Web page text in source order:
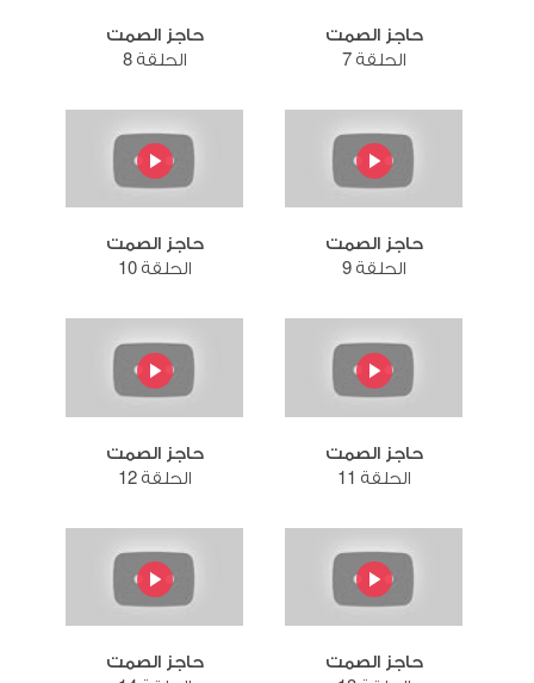
حاجز الصمت
الحلقة 7
حاجز الصمت
الحلقة 8
حاجز الصمت
الحلقة 9
حاجز الصمت
الحلقة 10
حاجز الصمت
الحلقة 11
حاجز الصمت
الحلقة 12
حاجز الصمت
حاجز الصمت